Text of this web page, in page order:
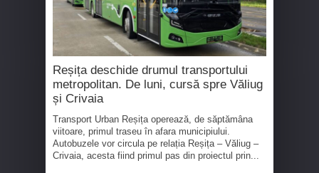
Reșița deschide drumul transportului
metropolitan. De luni, cursă spre Văliug
și Crivaia
Transport Urban Reșița operează, de săptămâna
viitoare, primul traseu în afara municipiului.
Autobuzele vor circula pe relația Reșița – Văliug –
Crivaia, acesta fiind primul pas din proiectul prin...